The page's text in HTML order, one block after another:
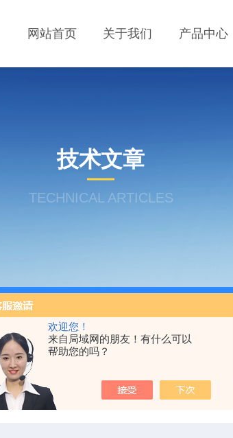
欢迎您！
来自局域网的朋友！有什么可以
帮助您的吗？
网站首页 关于我们 产品中心
技术文章
TECHNICAL ARTICLES
II
当前位置：首页